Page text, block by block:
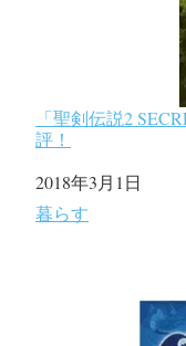
「聖剣伝説2
評！
日付
2018年3月1日
関連理由
暮らす